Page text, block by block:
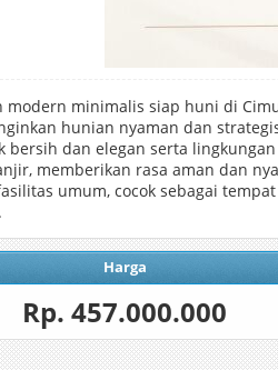
modern minimalis siap huni di
hunian nyaman dan
bersih dan elegan serta
memberikan rasa aman dan
umum, cocok sebagai
Harga
Rp. 457.000.000